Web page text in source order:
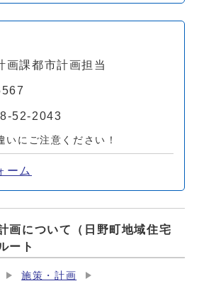
画課都市計画担当
52-2043
いにご注意ください！
ーム
画について（日野町地域住宅
ート
施策・計画